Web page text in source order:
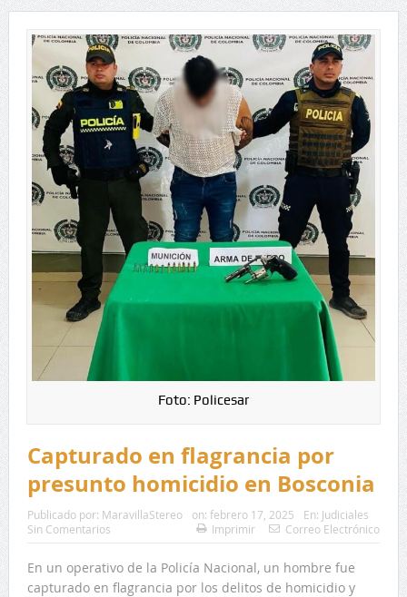
Foto: Policesar
Capturado en flagrancia por
presunto homicidio en Bosconia
Publicado por: MaravillaStereo on: febrero 17, 2025 En: Judiciales
Sin Comentarios
Imprimir Correo Electrónico
En un operativo de la Policía Nacional, un hombre fue
capturado en flagrancia por los delitos de homicidio y